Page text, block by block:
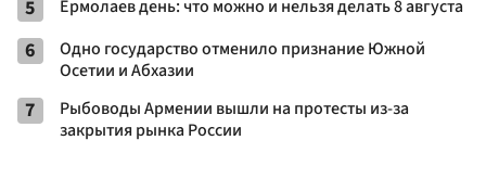
5 Ермолаев день: что можно и нельзя делать 8 августа
6
Одно государство отменило признание Южной
Осетии и Абхазии
7
Рыбоводы Армении вышли на протесты из-за
закрытия рынка России